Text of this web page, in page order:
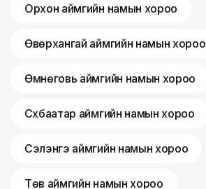
Орхон аймгийн намын хороо
Өвөрхангай аймгийн намын хороо
Өмнөговь аймгийн намын хороо
Сүхбаатар аймгийн намын хороо
Сэлэнгэ аймгийн намын хороо
Төв аймгийн намын хороо